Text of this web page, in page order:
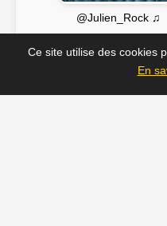
@Julien_Rock ♫
Ce site utilise des cookies
En